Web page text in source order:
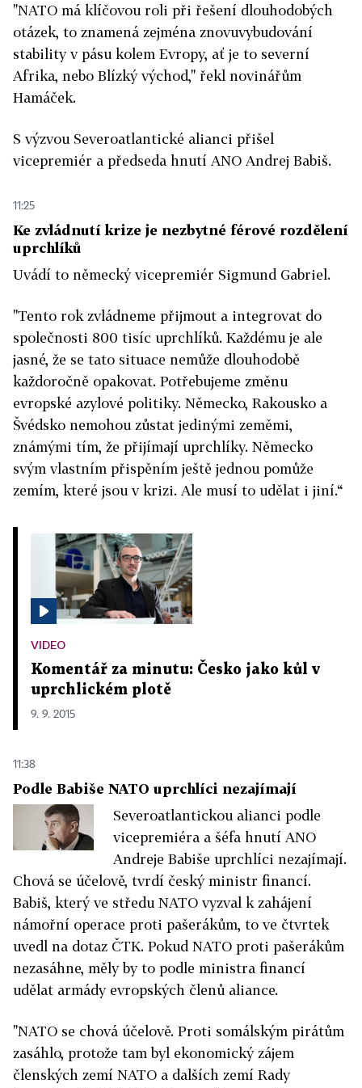
"NATO má klíčovou roli při řešení dlouhodobých
otázek, to znamená zejména znovuvybudování
stability v pásu kolem Evropy, ať je to severní
Afrika, nebo Blízký východ," řekl novinářům
Hamáček.
S výzvou Severoatlantické alianci přišel
vicepremiér a předseda hnutí ANO Andrej Babiš.
11:25
Ke zvládnutí krize je nezbytné férové rozdělení
uprchlíků
Uvádí to německý vicepremiér Sigmund Gabriel.
"Tento rok zvládneme přijmout a integrovat do
společnosti 800 tisíc uprchlíků. Každému je ale
jasné, že se tato situace nemůže dlouhodobě
každoročně opakovat. Potřebujeme změnu
evropské azylové politiky. Německo, Rakousko a
Švédsko nemohou zůstat jedinými zeměmi,
známými tím, že přijímají uprchlíky. Německo
svým vlastním přispěním ještě jednou pomůže
zemím, které jsou v krizi. Ale musí to udělat i jiní.“
VIDEO
Komentář za minutu: Česko jako kůl v
uprchlickém plotě
9. 9. 2015
11:38
Podle Babiše NATO uprchlíci nezajímají
Severoatlantickou alianci podle
vicepremiéra a šéfa hnutí ANO
Andreje Babiše uprchlíci nezajímají.
Chová se účelově, tvrdí český ministr financí.
Babiš, který ve středu NATO vyzval k zahájení
námořní operace proti pašerákům, to ve čtvrtek
uvedl na dotaz ČTK. Pokud NATO proti pašerákům
nezasáhne, měly by to podle ministra financí
udělat armády evropských členů aliance.
"NATO se chová účelově. Proti somálským pirátům
zasáhlo, protože tam byl ekonomický zájem
členských zemí NATO a dalších zemí Rady